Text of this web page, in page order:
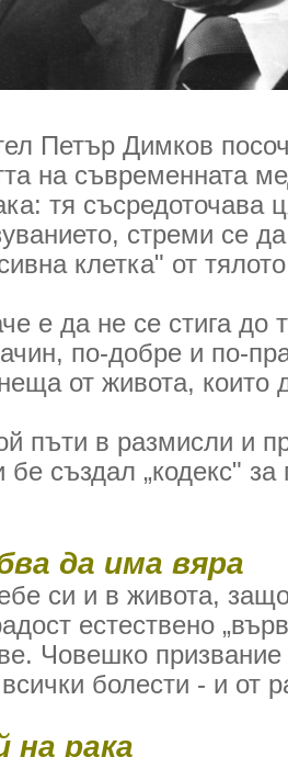
Петър Димков
на съвременната
тя съсредоточава
стреми се
клетка" от
е да не се стига до
по-добре и по-
от живота, които
пъти в размисли и
създал „кодекс" за
да има вяра
си и в живота,
естествено
Човешко
болести - и от
на рака